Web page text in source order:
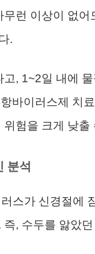
런 이상이 없
.
, 1~2일 내에
바이러스제 치
험을 크게 낮출
분석
스가 신경절에
, 수두를 앓았